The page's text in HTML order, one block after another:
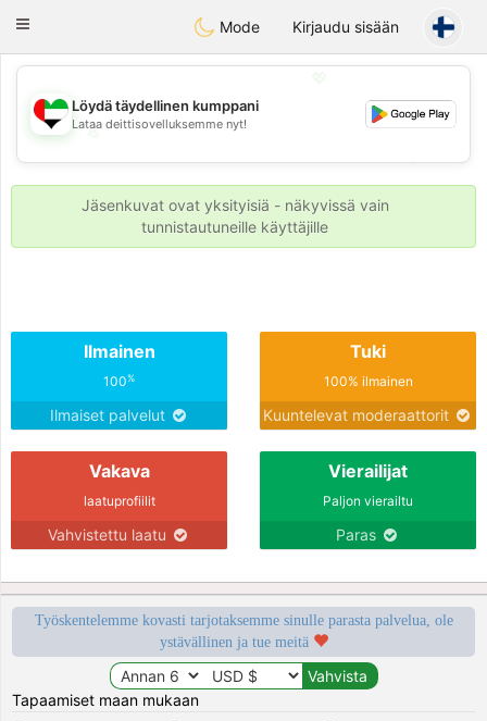
Emirates Chat
Toggle
Mode Kirjaudu sisään
💖
💕
💕
Löydä täydellinen kumppani
Lataa deittisovelluksemme nyt!
Jäsenkuvat ovat yksityisiä - näkyvissä vain
tunnistautuneille käyttäjille
Ilmainen
100%
Ilmaiset palvelut
Tuki
100% ilmainen
Kuuntelevat moderaattorit
Vakava
laatuprofiilit
Vahvistettu laatu
Vierailijat
Paljon vierailtu
Paras
Työskentelemme kovasti tarjotaksemme sinulle parasta palvelua, ole
ystävällinen ja tue meitä
Tapaamiset maan mukaan